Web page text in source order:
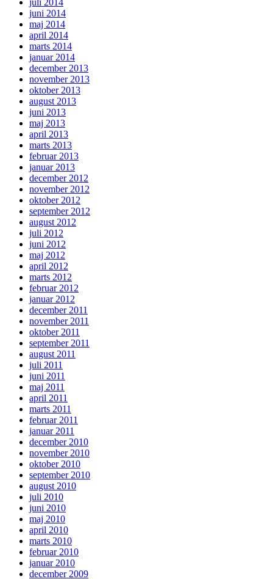
juni 2014
maj 2014
april 2014
marts 2014
januar 2014
december 2013
november 2013
oktober 2013
august 2013
juni 2013
maj 2013
april 2013
marts 2013
februar 2013
januar 2013
december 2012
november 2012
oktober 2012
september 2012
august 2012
juli 2012
juni 2012
maj 2012
april 2012
marts 2012
februar 2012
januar 2012
december 2011
november 2011
oktober 2011
september 2011
august 2011
juli 2011
juni 2011
maj 2011
april 2011
marts 2011
februar 2011
januar 2011
december 2010
november 2010
oktober 2010
september 2010
august 2010
juli 2010
juni 2010
maj 2010
april 2010
marts 2010
februar 2010
januar 2010
december 2009